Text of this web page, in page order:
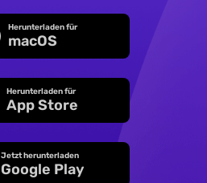
Herunterladen für
macOS
Herunterladen für
App Store
Jetzt herunterladen
Google Play